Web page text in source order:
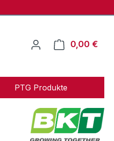
0,00 €
PTG Produkte